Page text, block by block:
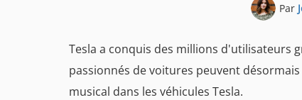
Par
Tesla a conquis des millions d'utilisateurs
passionnés de voitures peuvent
musical dans les véhicules Tesla.